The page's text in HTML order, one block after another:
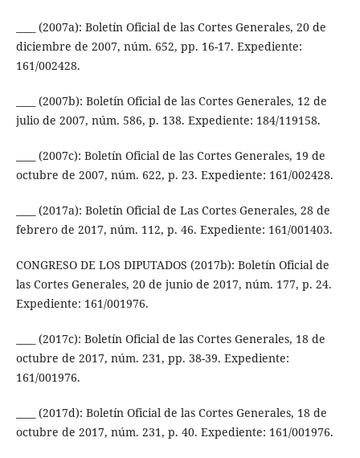
____ (2007a): Boletín Oficial de las Cortes Generales, 20 de
diciembre de 2007, núm. 652, pp. 16-17. Expediente:
161/002428.
____ (2007b): Boletín Oficial de las Cortes Generales, 12 de
julio de 2007, núm. 586, p. 138. Expediente: 184/119158.
____ (2007c): Boletín Oficial de las Cortes Generales, 19 de
octubre de 2007, núm. 622, p. 23. Expediente: 161/002428.
____ (2017a): Boletín Oficial de Las Cortes Generales, 28 de
febrero de 2017, núm. 112, p. 46. Expediente: 161/001403.
CONGRESO DE LOS DIPUTADOS (2017b): Boletín Oficial de
las Cortes Generales, 20 de junio de 2017, núm. 177, p. 24.
Expediente: 161/001976.
____ (2017c): Boletín Oficial de las Cortes Generales, 18 de
octubre de 2017, núm. 231, pp. 38-39. Expediente:
161/001976.
____ (2017d): Boletín Oficial de las Cortes Generales, 18 de
octubre de 2017, núm. 231, p. 40. Expediente: 161/001976.